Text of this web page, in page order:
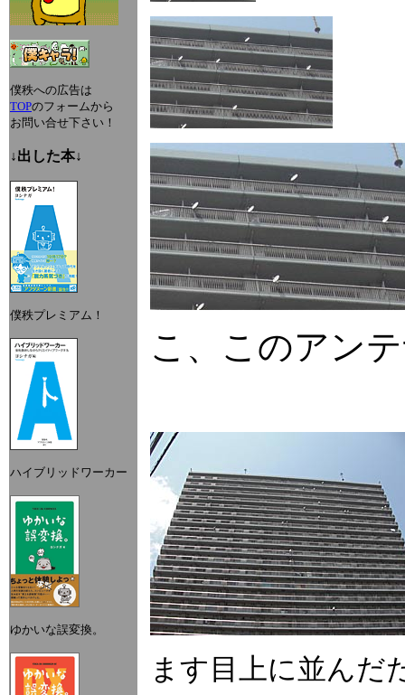
僕秩への広告は
TOPのフォームから
お問い合せ下さい！
↓出した本↓
僕秩プレミアム！
ハイブリッドワーカー
ゆかいな誤変換。
こ、このアン
ます目上に並んだ